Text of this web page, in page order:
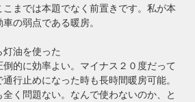
までは本題でなく前置きです。私が本
の弱点である暖房。
油を使った
倒的に効率よい。マイナス２０度だって
行止めになった時も長時間暖房可能。
く問題ない。なんで使わないのか、と